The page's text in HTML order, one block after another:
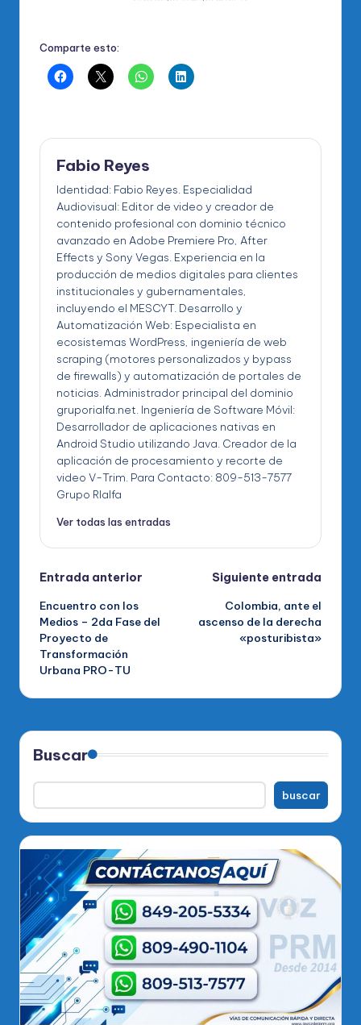
Comparte esto:
Fabio Reyes
Identidad: Fabio Reyes. Especialidad
Audiovisual: Editor de video y creador de
contenido profesional con dominio técnico
avanzado en Adobe Premiere Pro, After
Effects y Sony Vegas. Experiencia en la
producción de medios digitales para clientes
institucionales y gubernamentales,
incluyendo el MESCYT. Desarrollo y
Automatización Web: Especialista en
ecosistemas WordPress, ingeniería de web
scraping (motores personalizados y bypass
de firewalls) y automatización de portales de
noticias. Administrador principal del dominio
gruporialfa.net. Ingeniería de Software Móvil:
Desarrollador de aplicaciones nativas en
Android Studio utilizando Java. Creador de la
aplicación de procesamiento y recorte de
video V-Trim. Para Contacto: 809-513-7577
Grupo RIalfa
Ver todas las entradas
Navegación
de
entradas
Entrada anterior
Encuentro con los
Medios – 2da Fase del
Proyecto de
Transformación
Urbana PRO-TU
Siguiente entrada
Colombia, ante el
ascenso de la derecha
«posturibista»
Buscar
buscar